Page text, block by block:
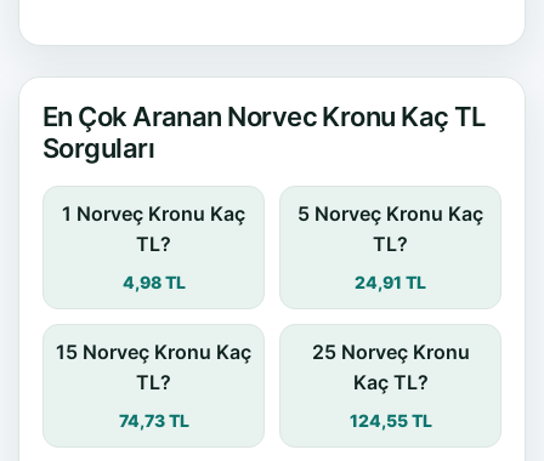
En Çok Aranan Norvec Kronu Kaç TL
Sorguları
1 Norveç Kronu Kaç
TL?
4,98 TL
5 Norveç Kronu Kaç
TL?
24,91 TL
15 Norveç Kronu Kaç
TL?
74,73 TL
25 Norveç Kronu
Kaç TL?
124,55 TL